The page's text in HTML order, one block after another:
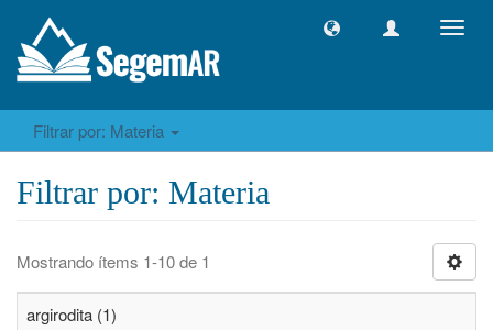
Filtrar por: Materia
Filtrar por: Materia
Mostrando ítems 1-10 de 1
argirodita (1)